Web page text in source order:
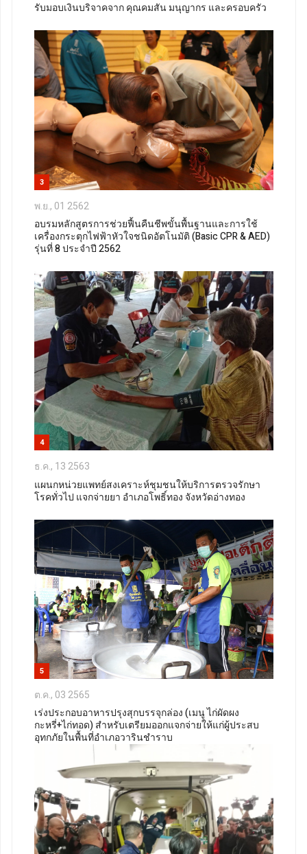
รับมอบเงินบริจาคจาก คุณคมสัน มนุญากร และครอบครัว
3
พ.ย., 01 2562
อบรมหลักสูตรการช่วยฟื้นคืนชีพขั้นพื้นฐานและการใช้
เครื่องกระตุกไฟฟ้าหัวใจชนิดอัตโนมัติ (Basic CPR & AED)
รุ่นที่ 8 ประจำปี 2562
4
ธ.ค., 13 2563
แผนกหน่วยแพทย์สงเคราะห์ชุมชนให้บริการตรวจรักษา
โรคทั่วไป แจกจ่ายยา อำเภอโพธิ์ทอง จังหวัดอ่างทอง
5
ต.ค., 03 2565
เร่งประกอบอาหารปรุงสุกบรรจุกล่อง (เมนู ไก่ผัดผง
กะหรี่+ไก่ทอด) สำหรับเตรียมออกแจกจ่ายให้แก่ผู้ประสบ
อุทกภัยในพื้นที่อำเภอวารินชำราบ